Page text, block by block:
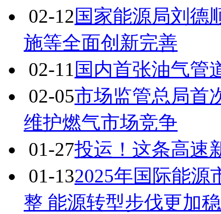
02-12国家能源局刘德
施等全面创新完善
02-11 国内首张油气管
02-05市场监管总局首
维护燃气市场竞争
01-27投运！这条高速
01-132025年国际能源
整 能源转型步伐更加